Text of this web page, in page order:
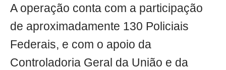
A operação conta com a participação
de aproximadamente 130 Policiais
Federais, e com o apoio da
Controladoria Geral da União e da